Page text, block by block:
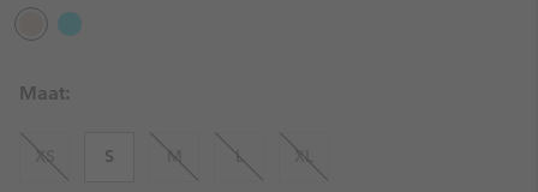
Maat:
XS S M L XL